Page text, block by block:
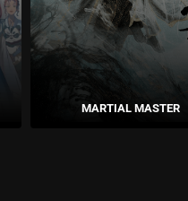
MARTIAL MASTER